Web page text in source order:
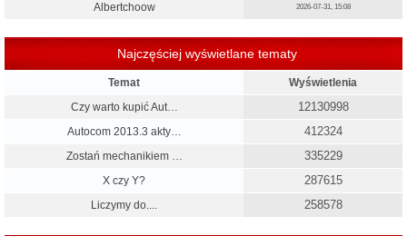
Albertchoow 2026-07-31, 15:08
Najczęściej wyświetlane tematy
Temat
Wyświetlenia
Czy warto kupić Aut…
12130998
Autocom 2013.3 akty… 412324
Zostań mechanikiem … 335229
X czy Y? 287615
Liczymy do.... 258578